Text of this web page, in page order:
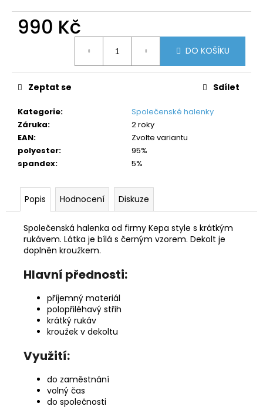
990 Kč
DO KOŠÍKU
Kategorie:
Společenské halenky
Záruka:
2 roky
EAN:
Zvolte variantu
polyester:
95%
spandex: 5%
Zeptat se Sdílet
Popis Hodnocení Diskuze
Společenská halenka od firmy Kepa style s krátkým
rukávem. Látka je bílá s černým vzorem. Dekolt je
doplněn kroužkem.
Hlavní přednosti:
příjemný materiál
polopřiléhavý střih
krátký rukáv
kroužek v dekoltu
Využití:
do zaměstnání
volný čas
do společnosti
m